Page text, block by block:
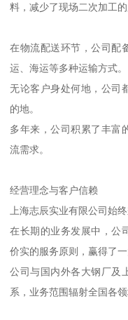
料，减少了现场二次加工的
在物流配送环节，公司配
运、海运等多种运输方式。
无论客户身处何地，公司
的地。
多年来，公司积累了丰富
流需求。
经营理念与客户信赖
上海志辰实业有限公司始
在长期的业务发展中，公
价实的服务原则，赢得了
公司与国内外各大钢厂及
系，业务范围辐射全国各